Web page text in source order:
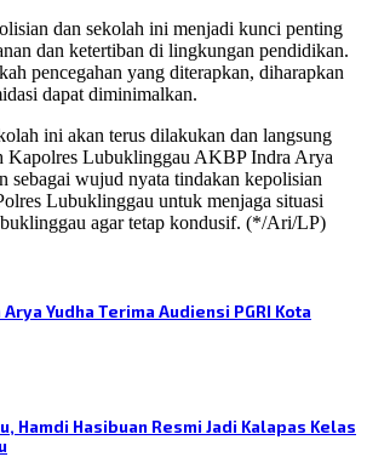
dan sekolah ini menjadi kunci penting
dan ketertiban di lingkungan pendidikan.
pencegahan yang diterapkan, diharapkan
dapat diminimalkan.
ini akan terus dilakukan dan langsung
Kapolres Lubuklinggau AKBP Indra Arya
sebagai wujud nyata tindakan kepolisian
Lubuklinggau untuk menjaga situasi
agar tetap kondusif. (*/Ari/LP)
Yudha Terima Audiensi PGRI Kota
Hamdi Hasibuan Resmi Jadi Kalapas Kelas